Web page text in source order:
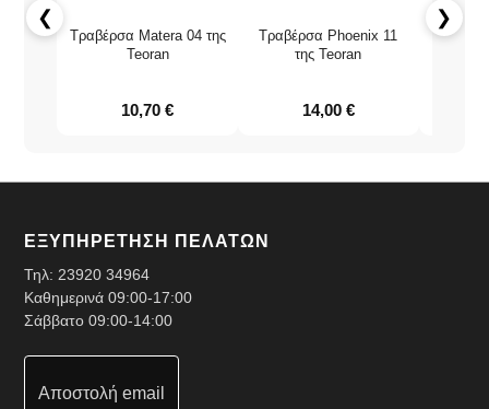
❮
Τραβέρσα Matera 04 της
Teoran
10,70€
Τραβέρσα Phoenix 11
της Teoran
14,00 €
❯
ΕΞΥΠΗΡΕΤΗΣΗ ΠΕΛΑΤΩΝ
Τηλ:23920 34964
Καθημερινά 09:00-17:00
Σάββατο 09:00-14:00
Αποστολή email